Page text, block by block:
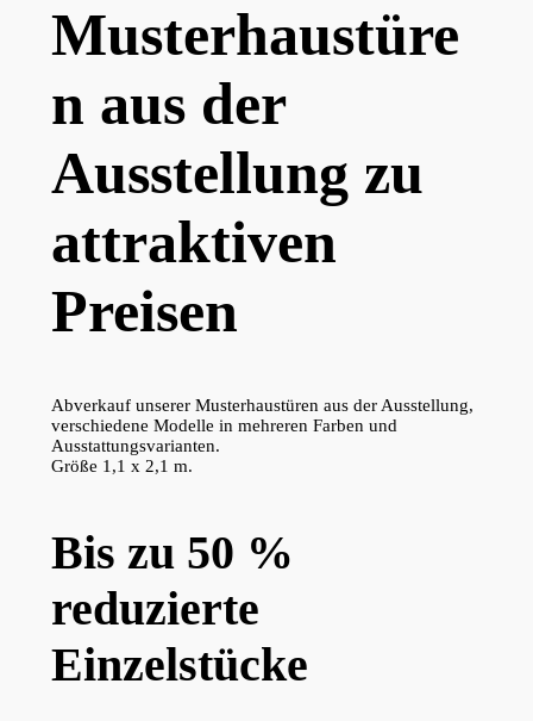
Musterhaustüre
n aus der
Ausstellung zu
attraktiven
Preisen
Abverkauf unserer Musterhaustüren aus der Ausstellung,
verschiedene Modelle in mehreren Farben und
Ausstattungsvarianten.
Größe 1,1 x 2,1 m.
Bis zu 50 %
reduzierte
Einzelstücke